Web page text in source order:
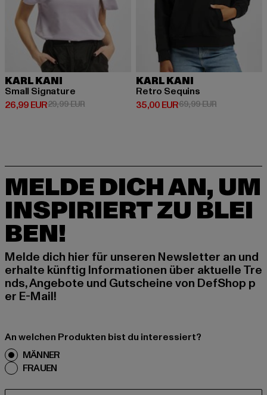
KARL KANI
Small Signature
26,99 EUR
Derzeitiger Preis: 26,99 EUR
29,99 EURAktionspreis: 29,99 EUR
KARL KANI
Retro Sequins
35,00 EUR
Derzeitiger Preis: 35,00 EUR
69,99 EURAktionspreis:
MELDE DICH AN, UM
INSPIRIERT ZU BLEI
BEN!
Melde dich hier für unseren Newsletter an und
erhalte künftig Informationen über aktuelle Tre
nds, Angebote und Gutscheine von DefShop p
er E-Mail!
An welchen Produkten bist du interessiert?
MÄNNER
FRAUEN